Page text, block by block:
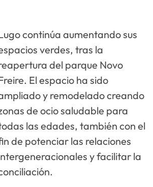
continúa aumentando sus
verdes, tras la
del parque Novo
El espacio ha sido
y remodelado creando
de ocio saludable para
las edades, también con el
de potenciar las relaciones
y facilitar la